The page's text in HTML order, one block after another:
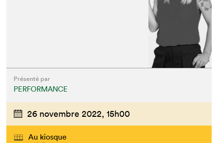
Présenté par
PERFORMANCE
26 novembre 2022, 15h00
Au kiosque